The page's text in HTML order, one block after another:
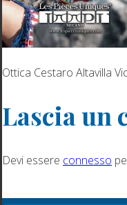
Ottica Cestaro Altavilla
Lascia un
Devi essere connesso